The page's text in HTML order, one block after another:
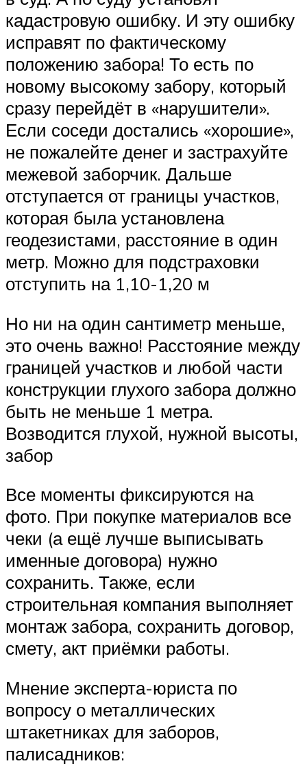
кадастровую ошибку. И эту ошибку
исправят по фактическому
положению забора! То есть по
новому высокому забору, который
сразу перейдёт в «нарушители».
Если соседи достались «хорошие»,
не пожалейте денег и застрахуйте
межевой заборчик. Дальше
отступается от границы участков,
которая была установлена
геодезистами, расстояние в один
метр. Можно для подстраховки
отступить на 1,10-1,20 м
Но ни на один сантиметр меньше,
это очень важно! Расстояние между
границей участков и любой части
конструкции глухого забора должно
быть не меньше 1 метра.
Возводится глухой, нужной высоты,
забор
Все моменты фиксируются на
фото. При покупке материалов все
чеки (а ещё лучше выписывать
именные договора) нужно
сохранить. Также, если
строительная компания выполняет
монтаж забора, сохранить договор,
смету, акт приёмки работы.
Мнение эксперта-юриста по
вопросу о металлических
штакетниках для заборов,
палисадников: